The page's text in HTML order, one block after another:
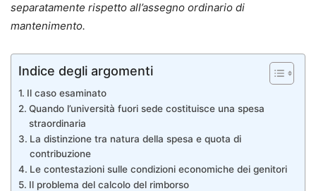
separatamente rispetto all’assegno ordinario di
mantenimento.
Indice degli argomenti
Il caso esaminato
Quando l’università fuori sede costituisce una spesa
straordinaria
La distinzione tra natura della spesa e quota di
contribuzione
Le contestazioni sulle condizioni economiche dei genitori
Il problema del calcolo del rimborso